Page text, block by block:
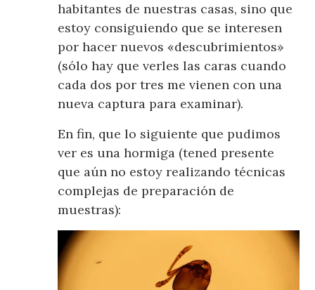
habitantes de nuestras casas, sino que
estoy consiguiendo que se interesen
por hacer nuevos «descubrimientos»
(sólo hay que verles las caras cuando
cada dos por tres me vienen con una
nueva captura para examinar).
En fin, que lo siguiente que pudimos
ver es una hormiga (tened presente
que aún no estoy realizando técnicas
complejas de preparación de
muestras):